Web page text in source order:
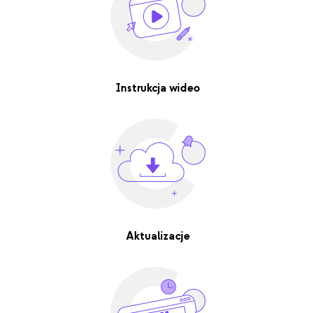
Instrukcja wideo
Aktualizacje